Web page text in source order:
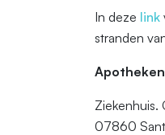
In deze link
stranden
Ziekenhuis.
07860